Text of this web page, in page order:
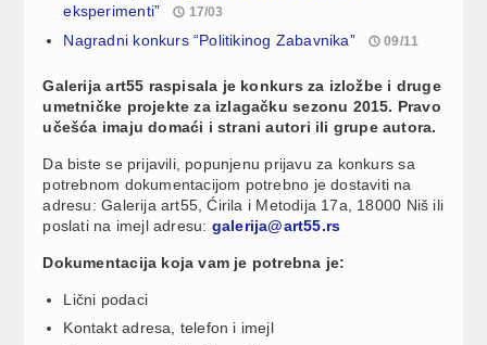
eksperimenti”
17/03
Nagradni konkurs “Politikinog Zabavnika” 09/11
Galerija art55 raspisala je konkurs za izložbe i druge
umetničke projekte za izlagačku sezonu 2015. Pravo
učešća imaju domaći i strani autori ili grupe autora.
Da biste se prijavili, popunjenu prijavu za konkurs sa
potrebnom dokumentacijom potrebno je dostaviti na
adresu: Galerija art55, Ćirila i Metodija 17a, 18000 Niš ili
poslati na imejl adresu: galerija@art55.rs
Dokumentacija koja vam je potrebna je:
Lični podaci
Kontakt adresa, telefon i imejl